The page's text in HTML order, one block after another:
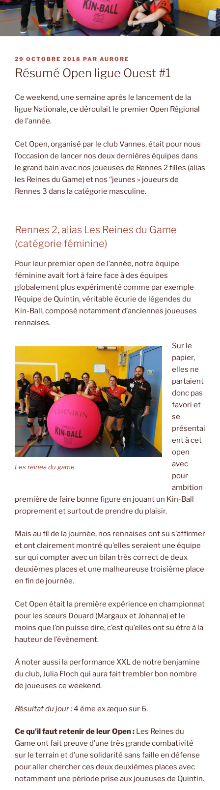
PUBLIÉ
LE
29 OCTOBRE 2018 PAR AURORE
Résumé Open ligue Ouest #1
Ce weekend, une semaine après le lancement de la
ligue Nationale, ce déroulait le premier Open Régional
de l’année.
Cet Open, organisé par le club Vannes, était pour nous
l’occasion de lancer nos deux dernières équipes dans
le grand bain avec nos joueuses de Rennes 2 filles (alias
les Reines du Game) et nos ‘’jeunes » joueurs de
Rennes 3 dans la catégorie masculine.
Rennes 2, alias Les Reines du Game
(catégorie féminine)
Pour leur premier open de l’année, notre équipe
féminine avait fort à faire face à des équipes
globalement plus expérimenté comme par exemple
l’équipe de Quintin, véritable écurie de légendes du
Kin-Ball, composé notamment d’anciennes joueuses
rennaises.
Les reines du game
Sur le
papier,
elles ne
partaient
donc pas
favori et
se
présentai
ent à cet
open
avec
pour
ambition
première de faire bonne figure en jouant un Kin-Ball
proprement et surtout de prendre du plaisir.
Mais au fil de la journée, nos rennaises ont su s’affirmer
et ont clairement montré qu’elles seraient une équipe
sur qui compter avec un bilan très correct de deux
deuxièmes places et une malheureuse troisième place
en fin de journée.
Cet Open était la première expérience en championnat
pour les sœurs Douard (Margaux et Johanna) et le
moins que l’on puisse dire, c’est qu’elles ont su être à la
hauteur de l’évènement.
À noter aussi la performance XXL de notre benjamine
du club, Julia Floch qui aura fait trembler bon nombre
de joueuses ce weekend.
Résultat du jour :4 ème ex æquo sur 6.
Ce qu’il faut retenir de leur Open : Les Reines du
Game ont fait preuve d’une très grande combativité
sur le terrain et d’une solidarité sans faille en défense
pour aller chercher ces deux deuxièmes places avec
notamment une période prise aux joueuses de Quintin.